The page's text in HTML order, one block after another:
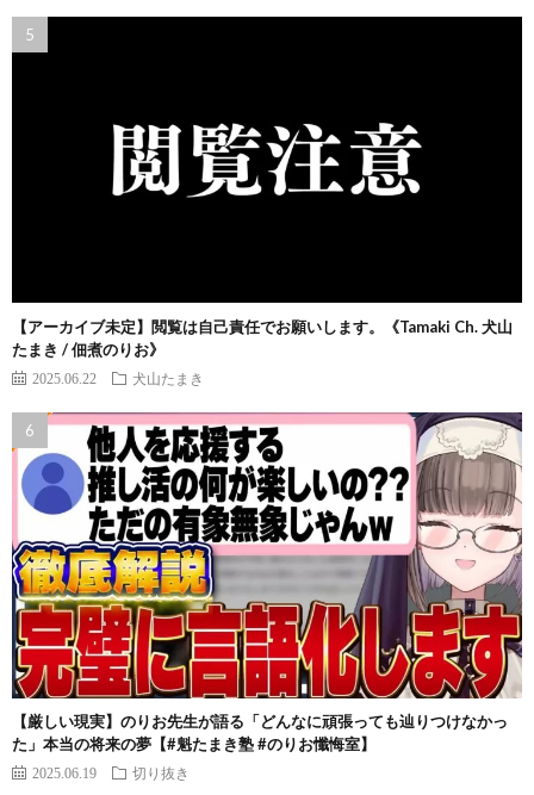
【アーカイブ未定】閲覧は自己責任でお願いします。《Tamaki Ch. 犬山
たまき / 佃煮のりお》
2025.06.22 犬山たまき
【厳しい現実】のりお先生が語る「どんなに頑張っても辿りつけなかっ
た」本当の将来の夢【#魁たまき塾 #のりお懺悔室】
2025.06.19 切り抜き